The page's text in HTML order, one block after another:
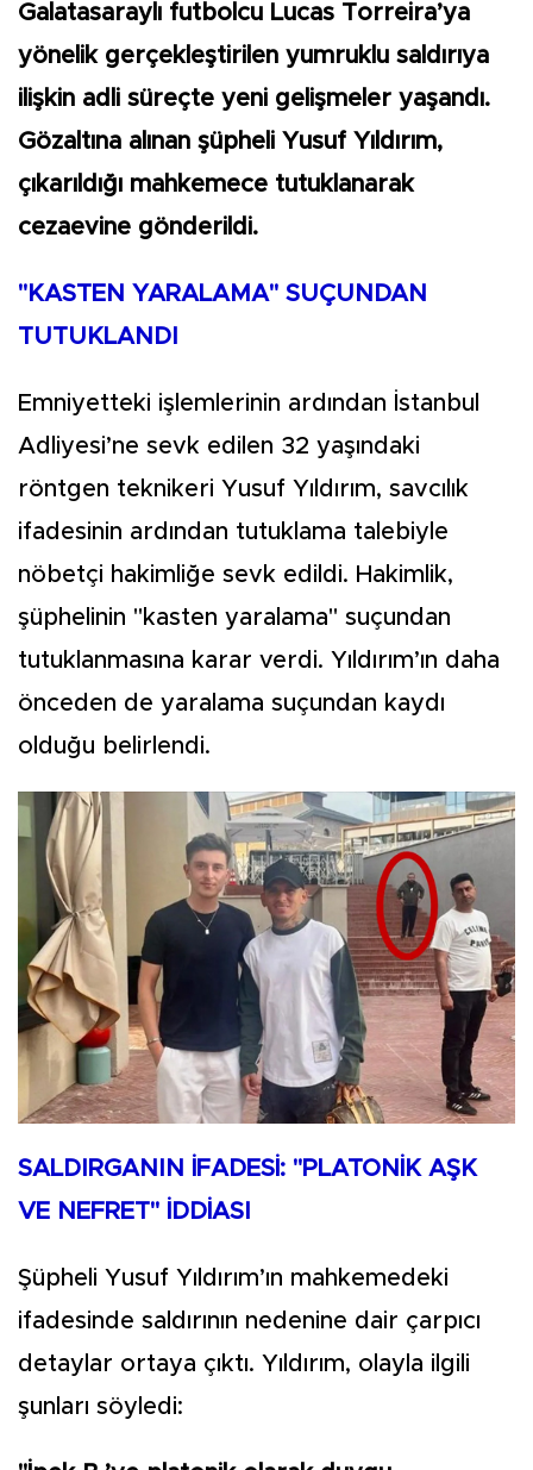
Galatasaraylı futbolcu Lucas Torreira’ya
yönelik gerçekleştirilen yumruklu saldırıya
ilişkin adli süreçte yeni gelişmeler yaşandı.
Gözaltına alınan şüpheli Yusuf Yıldırım,
çıkarıldığı mahkemece tutuklanarak
cezaevine gönderildi.
"KASTEN YARALAMA" SUÇUNDAN
TUTUKLANDI
Emniyetteki işlemlerinin ardından İstanbul
Adliyesi’ne sevk edilen 32 yaşındaki
röntgen teknikeri Yusuf Yıldırım, savcılık
ifadesinin ardından tutuklama talebiyle
nöbetçi hakimliğe sevk edildi. Hakimlik,
şüphelinin "kasten yaralama" suçundan
tutuklanmasına karar verdi. Yıldırım’ın daha
önceden de yaralama suçundan kaydı
olduğu belirlendi.
SALDIRGANIN İFADESİ: "PLATONİK AŞK
VE NEFRET" İDDİASI
Şüpheli Yusuf Yıldırım’ın mahkemedeki
ifadesinde saldırının nedenine dair çarpıcı
detaylar ortaya çıktı. Yıldırım, olayla ilgili
şunları söyledi: